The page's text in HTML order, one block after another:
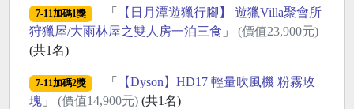
7-11加碼1獎 「
【日月潭遊獵行腳】 遊獵Villa聚會所
狩獵屋/大雨林屋之雙人房一泊三食 」 (價值23,900元)
(共1名)
7-11加碼2獎 「
【Dyson】HD17 輕量吹風機 粉霧玫
瑰 」 (價值14,900元) (共1名)